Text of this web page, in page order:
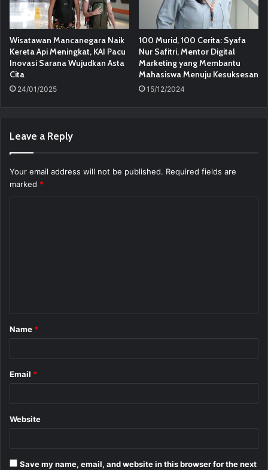
Wisatawan Mancanegara Naik
Kereta Api Meningkat, KAI Pacu
Inovasi Sarana Wujudkan Asta
Cita
24/01/2025
100 Murid, 100 Cerita: Syafa
Nur Safitri, Mentor Digital
Marketing yang Membantu
Mahasiswa Menuju Kesuksesan
15/12/2024
Leave a Reply
Your email address will not be published. Required fields are
marked *
*
Name *
Email *
Website
Save my name, email, and website in this browser for the next